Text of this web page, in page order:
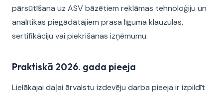
pārsūtīšana uz ASV bāzētiem reklāmas tehnoloģiju un
analītikas piegādātājiem prasa līguma klauzulas,
sertifikāciju vai piekrišanas izņēmumu.
Praktiskā 2026. gada pieeja
Lielākajai daļai ārvalstu izdevēju darba pieeja ir izpildīt